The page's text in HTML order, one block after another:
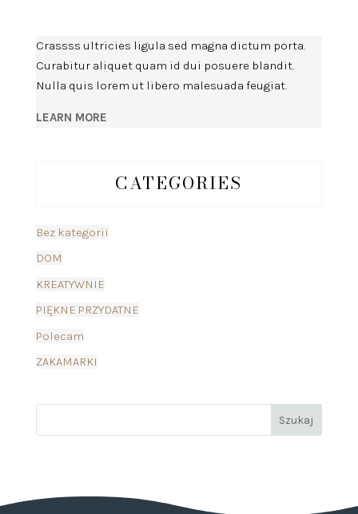
Crassss ultricies ligula sed magna dictum porta.
Curabitur aliquet quam id dui posuere blandit.
Nulla quis lorem ut libero malesuada feugiat.
LEARN MORE
CATEGORIES
Bez kategorii
DOM
KREATYWNIE
PIĘKNE PRZYDATNE
Polecam
ZAKAMARKI